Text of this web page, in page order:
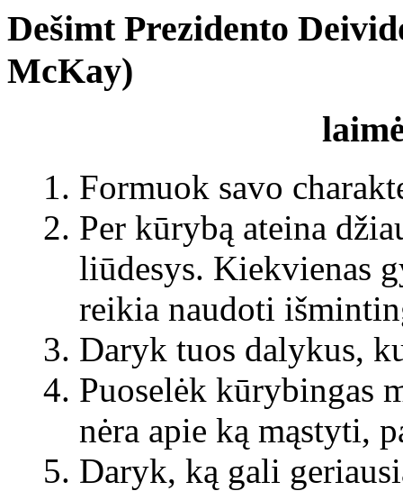
Dešimt Prezidento
McKay)
Formuok savo
Per kūrybą ateina d
liūdesys. Kiekvienas
reikia naudoti
Daryk tuos dalykus,
Puoselėk kūrybingas
nėra apie ką mąstyti,
Daryk, ką gali